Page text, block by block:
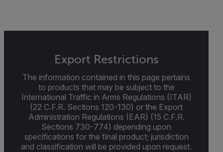
Export Restrictions
The information contained in this page pertains
to products that may be subject to the
International Traffic in Arms Regulations (ITAR)
(22 C.F.R. Sections 120-130) or the Export
Administration Regulations (EAR) (15 C.F.R.
Sections 730-774) depending upon
specifications for the final product; jurisdiction
and classification will be provided upon request.